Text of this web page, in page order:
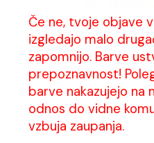
Če ne, tvoje objave
izgledajo malo
zapomnijo. Barve
prepoznavnost!
barve nakazujejo na
odnos do vidne
vzbuja zaupanja.